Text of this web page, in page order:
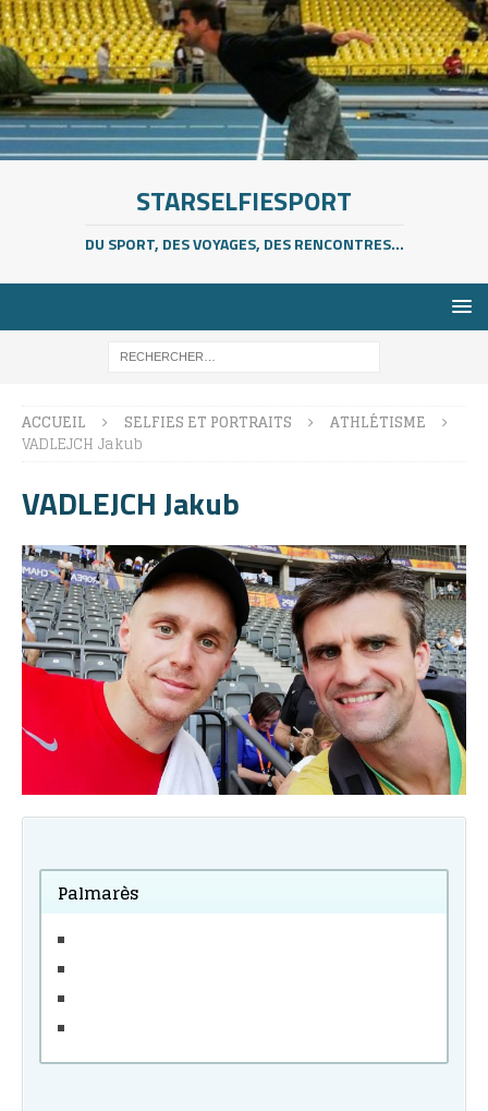
STARSELFIESPORT
DU SPORT, DES VOYAGES, DES RENCONTRES...
ACCUEIL SELFIES ET PORTRAITS
ATHLÉTISME
VADLEJCH Jakub
VADLEJCH Jakub
Palmarès